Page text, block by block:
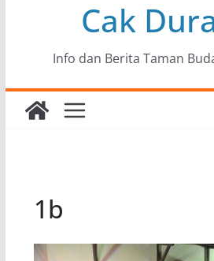
Cak
Info dan Berita Taman
1b